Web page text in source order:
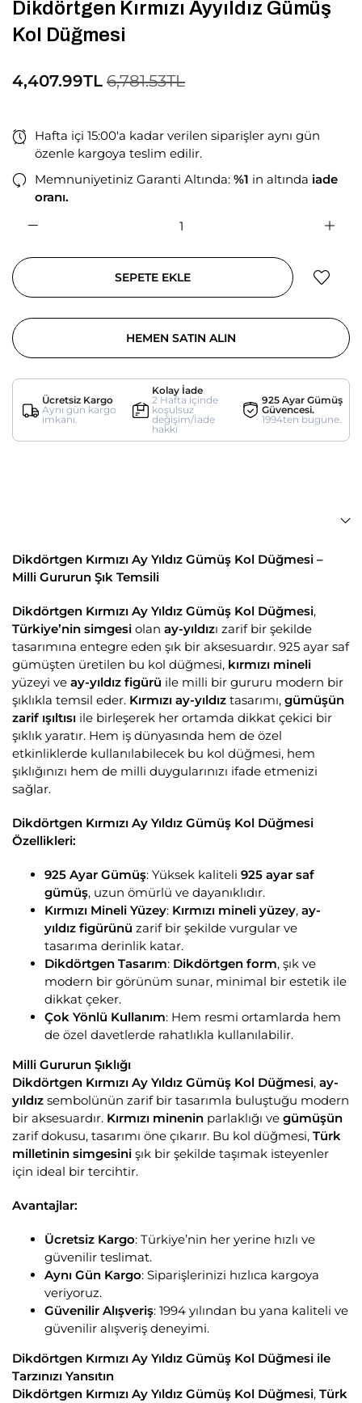
Dikdörtgen Kırmızı Ayyıldız Gümüş
Kol Düğmesi
4,407.99TL 6,781.53TL
Hafta içi 15:00'a kadar verilen siparişler aynı gün
özenle kargoya teslim edilir.
Memnuniyetiniz Garanti Altında: %1 in altında iade
oranı.
SEPETE EKLE
HEMEN SATIN ALIN
Ücretsiz Kargo
Aynı gün kargo
imkanı.
Kolay İade
2 Hafta içinde
koşulsuz
değişim/İade
hakkı
925 Ayar Gümüş
Güvencesi.
1994ten bugüne.
Dikdörtgen Kırmızı Ay Yıldız Gümüş Kol Düğmesi –
Milli Gururun Şık Temsili
Dikdörtgen Kırmızı Ay Yıldız Gümüş Kol Düğmesi,
Türkiye’nin simgesi olan ay-yıldızı zarif bir şekilde
tasarımına entegre eden şık bir aksesuardır. 925 ayar saf
gümüşten üretilen bu kol düğmesi, kırmızı mineli
yüzeyi ve ay-yıldız figürü ile milli bir gururu modern bir
şıklıkla temsil eder. Kırmızı ay-yıldız tasarımı, gümüşün
zarif ışıltısı ile birleşerek her ortamda dikkat çekici bir
şıklık yaratır. Hem iş dünyasında hem de özel
etkinliklerde kullanılabilecek bu kol düğmesi, hem
şıklığınızı hem de milli duygularınızı ifade etmenizi
sağlar.
Dikdörtgen Kırmızı Ay Yıldız Gümüş Kol Düğmesi
Özellikleri:
925 Ayar Gümüş: Yüksek kaliteli 925 ayar saf
gümüş, uzun ömürlü ve dayanıklıdır.
Kırmızı Mineli Yüzey: Kırmızı mineli yüzey, ay-
yıldız figürünü zarif bir şekilde vurgular ve
tasarıma derinlik katar.
Dikdörtgen Tasarım: Dikdörtgen form, şık ve
modern bir görünüm sunar, minimal bir estetik ile
dikkat çeker.
Çok Yönlü Kullanım: Hem resmi ortamlarda hem
de özel davetlerde rahatlıkla kullanılabilir.
Milli Gururun Şıklığı
Dikdörtgen Kırmızı Ay Yıldız Gümüş Kol Düğmesi, ay-
yıldız sembolünün zarif bir tasarımla buluştuğu modern
bir aksesuardır. Kırmızı minenin parlaklığı ve gümüşün
zarif dokusu, tasarımı öne çıkarır. Bu kol düğmesi, Türk
milletinin simgesini şık bir şekilde taşımak isteyenler
için ideal bir tercihtir.
Avantajlar:
Ücretsiz Kargo: Türkiye’nin her yerine hızlı ve
güvenilir teslimat.
Aynı Gün Kargo: Siparişlerinizi hızlıca kargoya
veriyoruz.
Güvenilir Alışveriş: 1994 yılından bu yana kaliteli ve
güvenilir alışveriş deneyimi.
Dikdörtgen Kırmızı Ay Yıldız Gümüş Kol Düğmesi ile
Tarzınızı Yansıtın
Dikdörtgen Kırmızı Ay Yıldız Gümüş Kol Düğmesi, Türk